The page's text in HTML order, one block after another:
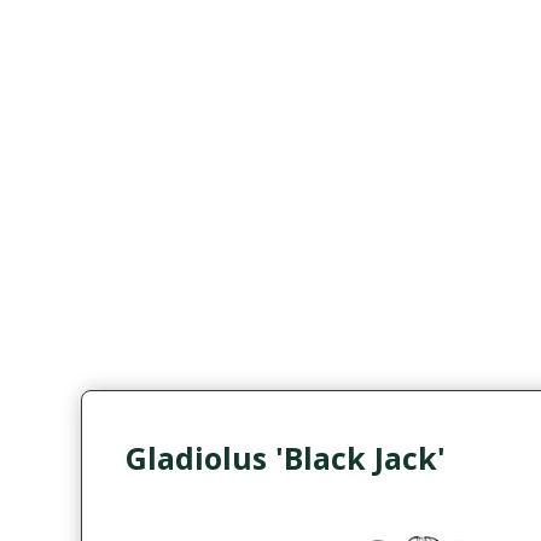
Gladiolus 'Black Jack'